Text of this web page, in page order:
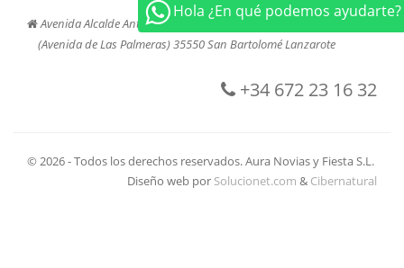
Hola ¿En qué podemos ayudarte?
Avenida Alcalde Antonio Cabrera Barrera, 45
(Avenida de Las Palmeras) 35550 San Bartolomé Lanzarote
+34 672 23 16 32
© 2026 - Todos los derechos reservados. Aura Novias y Fiesta S.L.
Diseño web por Solucionet.com & Cibernatural